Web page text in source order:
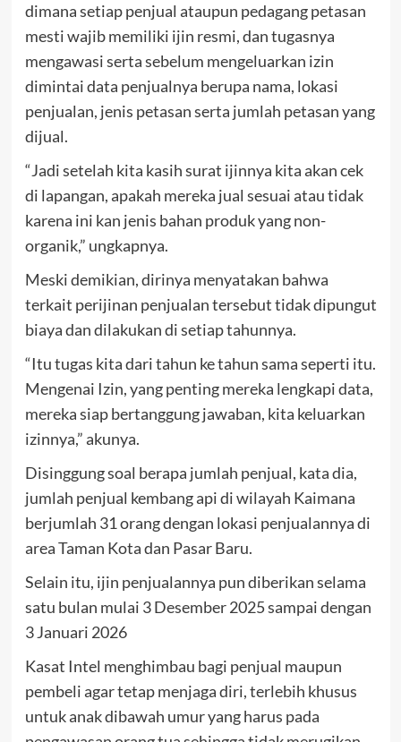
dimana setiap penjual ataupun pedagang petasan
mesti wajib memiliki ijin resmi, dan tugasnya
mengawasi serta sebelum mengeluarkan izin
dimintai data penjualnya berupa nama, lokasi
penjualan, jenis petasan serta jumlah petasan yang
dijual.
“Jadi setelah kita kasih surat ijinnya kita akan cek
di lapangan, apakah mereka jual sesuai atau tidak
karena ini kan jenis bahan produk yang non-
organik,” ungkapnya.
Meski demikian, dirinya menyatakan bahwa
terkait perijinan penjualan tersebut tidak dipungut
biaya dan dilakukan di setiap tahunnya.
“Itu tugas kita dari tahun ke tahun sama seperti itu.
Mengenai Izin, yang penting mereka lengkapi data,
mereka siap bertanggung jawaban, kita keluarkan
izinnya,” akunya.
Disinggung soal berapa jumlah penjual, kata dia,
jumlah penjual kembang api di wilayah Kaimana
berjumlah 31 orang dengan lokasi penjualannya di
area Taman Kota dan Pasar Baru.
Selain itu, ijin penjualannya pun diberikan selama
satu bulan mulai 3 Desember 2025 sampai dengan
3 Januari 2026
Kasat Intel menghimbau bagi penjual maupun
pembeli agar tetap menjaga diri, terlebih khusus
untuk anak dibawah umur yang harus pada